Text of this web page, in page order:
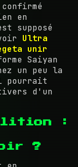
en
supposé
Ultra
unir
Saiyan
un peu la
pourrait
d'un
:
?